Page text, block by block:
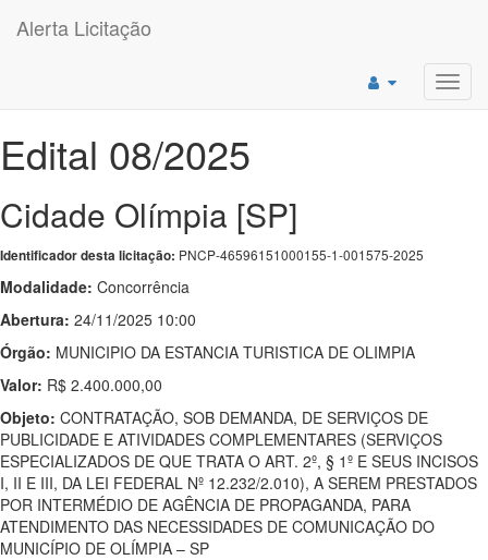
Alerta Licitação
Edital 08/2025
Cidade Olímpia [SP]
Identificador desta licitação: PNCP-46596151000155-1-001575-2025
Modalidade: Concorrência
Abertura: 24/11/2025 10:00
Órgão: MUNICIPIO DA ESTANCIA TURISTICA DE OLIMPIA
Valor: R$ 2.400.000,00
Objeto: CONTRATAÇÃO, SOB DEMANDA, DE SERVIÇOS DE
PUBLICIDADE E ATIVIDADES COMPLEMENTARES (SERVIÇOS
ESPECIALIZADOS DE QUE TRATA O ART. 2º, § 1º E SEUS INCISOS
I, II E III, DA LEI FEDERAL Nº 12.232/2.010), A SEREM PRESTADOS
POR INTERMÉDIO DE AGÊNCIA DE PROPAGANDA, PARA
ATENDIMENTO DAS NECESSIDADES DE COMUNICAÇÃO DO
MUNICÍPIO DE OLÍMPIA – SP